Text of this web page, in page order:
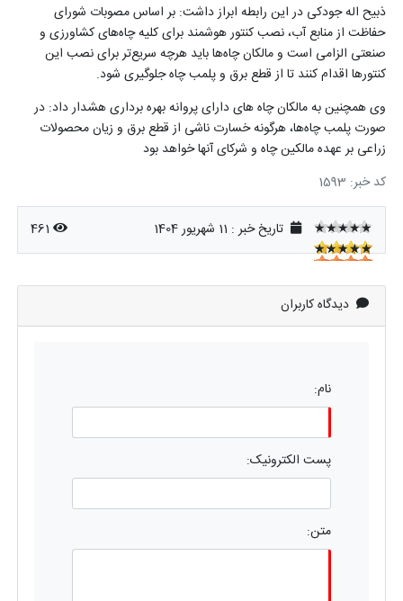
ذبیح اله جودکی در این رابطه ابراز داشت: بر اساس مصوبات شورای
حفاظت از منابع آب، نصب کنتور هوشمند برای کلیه چاه‌های کشاورزی و
صنعتی الزامی است و مالکان چاه‌ها باید هرچه سریع‌تر برای نصب این
کنتورها اقدام کنند تا از قطع برق و پلمب چاه جلوگیری شود.
وی همچنین به مالکان چاه های دارای پروانه بهره برداری هشدار داد: در
صورت پلمب چاه‌ها، هرگونه خسارت ناشی از قطع برق و زیان محصولات
زراعی بر عهده مالکین چاه و شرکای آنها خواهد بود
کد خبر: 1593
★★★★★
★★★★★
★★★★★
تاریخ خبر : 11 شهریور 1404 461
دیدگاه کاربران
نام:
پست الکترونیک:
متن: